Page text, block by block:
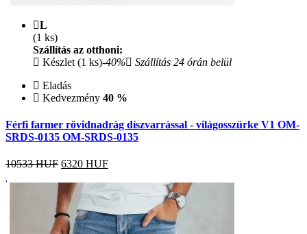
L
(1 ks)
Szállítás az otthoni:
Készlet (1 ks)-40%
Szállítás 24 órán belül
Eladás
Kedvezmény 40 %
Férfi farmer rövidnadrág díszvarrással - világosszürke V1 OM-
SRDS-0135 OM-SRDS-0135
10533 HUF 6320 HUF